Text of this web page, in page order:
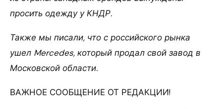
просить одежду у КНДР.
Также мы писали, что с российского рынка
ушел Mercedes, который продал свой завод в
Московской области.
ВАЖНОЕ СООБЩЕНИЕ ОТ РЕДАКЦИИ!